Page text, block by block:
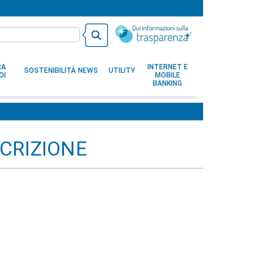
SOSTENIBILITÀ NEWS UTILITY
INTERNET E
MOBILE
BANKING